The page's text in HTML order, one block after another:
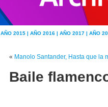
AÑO 2015 | AÑO 2016 | AÑO 2017 | AÑO
« Manolo Santander, Hasta que la
Baile